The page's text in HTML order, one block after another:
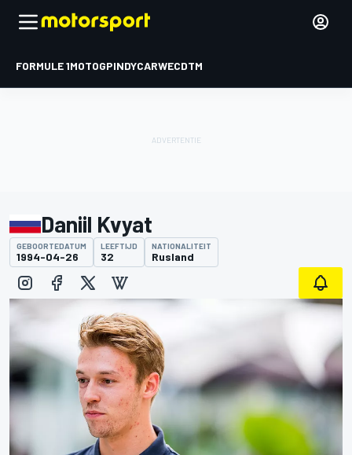
FORMULE 1MOTOGPINDYCARWECDTM
Daniil Kvyat
GEBOORTEDATUM
1994-04-26
LEEFTIJD
32
NATIONALITEIT
Rusland